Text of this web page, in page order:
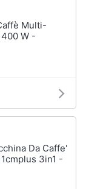
Multi-
W -
Da Caffe'
3in1 -